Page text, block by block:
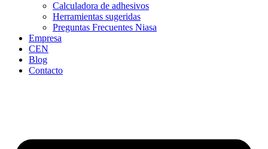
Calculadora de adhesivos
Herramientas sugeridas
Preguntas Frecuentes Niasa
Empresa
CEN
Blog
Contacto